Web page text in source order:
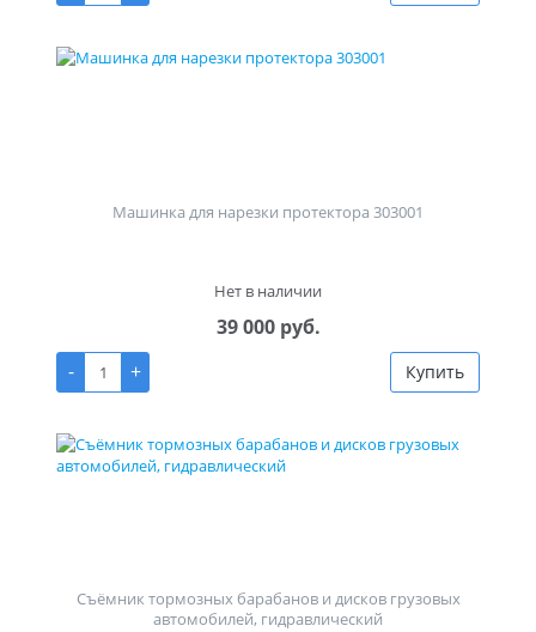
Машинка для нарезки протектора 303001
Нет в наличии
39 000 руб.
-
+ Купить
Съёмник тормозных барабанов и дисков грузовых
автомобилей, гидравлический